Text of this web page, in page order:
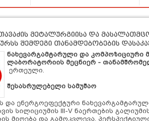
მეტალურგიისა და
შემდეგი თანამდებობების
ნახევარგამტარული და კომპოზიციური
ლაბორატორიის მეცნიერ -
ერთეული.
შესასრულებელი სამუშაო
და ენერგოეფექტური
სილიციუმის III-V ნაერთების
მიღება და გამოკვლევა.